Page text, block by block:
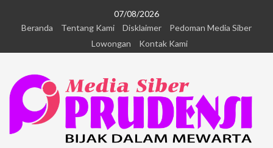
07/08/2026
Beranda
Tentang Kami Disklaimer
Pedoman Media Siber
Lowongan
Kontak Kami